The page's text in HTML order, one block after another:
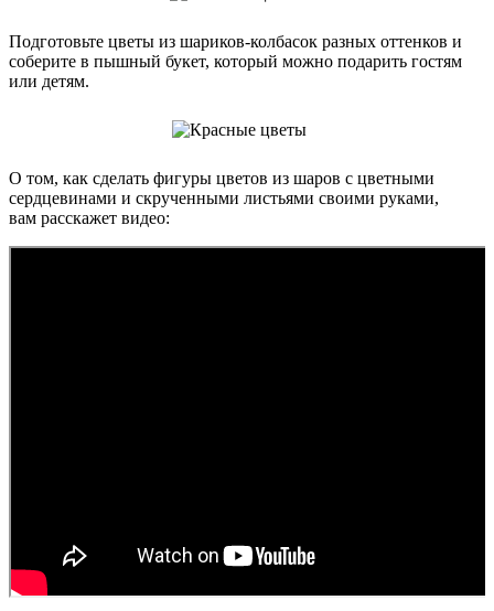
Подготовьте цветы из шариков-колбасок разных оттенков и
соберите в пышный букет, который можно подарить гостям
или детям.
О том, как сделать фигуры цветов из шаров с цветными
сердцевинами и скрученными листьями своими руками,
вам расскажет видео: